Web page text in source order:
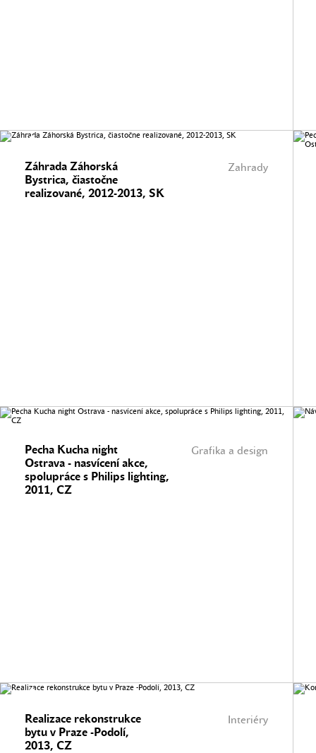
Zahrady
Záhrada Záhorská
Bystrica, čiastočne
realizované, 2012-2013, SK
Grafika a design
Pecha Kucha night
Ostrava - nasvícení akce,
spolupráce s Philips lighting,
2011, CZ
Interiéry
Realizace rekonstrukce
bytu v Praze -Podolí,
2013, CZ